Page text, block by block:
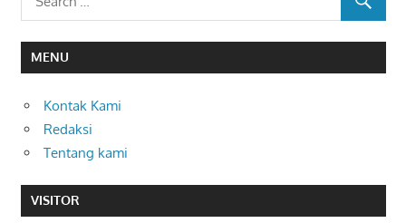
MENU
Kontak Kami
Redaksi
Tentang kami
VISITOR